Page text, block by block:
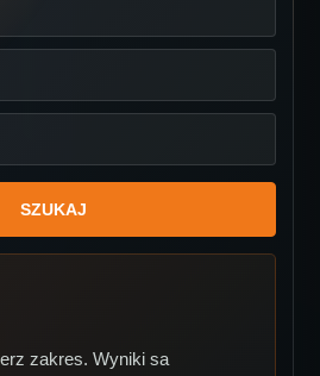
zakres. Wyniki sa